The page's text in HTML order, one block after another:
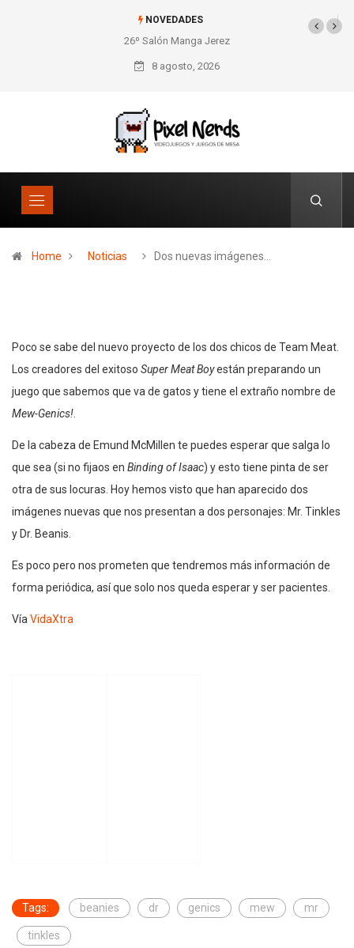
NOVEDADES
26º Salón Manga Jerez SNES Pixel Book para
los amantes de lo retro
8 agosto, 2026
Home Noticias Dos nuevas imágenes…
Poco se sabe del nuevo proyecto de los dos chicos de Team Meat.
Los creadores del exitoso Super Meat Boyestán preparando un
juego que sabemos que va de gatos y tiene el extraño nombre de
Mew-Genics!
De la cabeza de Emund McMillen te puedes esperar que salga lo
que sea (si no fijaos en Binding of Isaac) y esto tiene pinta de ser
otra de sus locuras. Hoy hemos visto que han aparecido dos
imágenes nuevas que nos presentan a dos personajes: Mr. Tinkles
y Dr. Beanis.
Es poco pero nos prometen que tendremos más información de
forma periódica, así que solo nos queda esperar y ser pacientes.
Vía VidaXtra
Tags: beanies dr genics mew mr
tinkles